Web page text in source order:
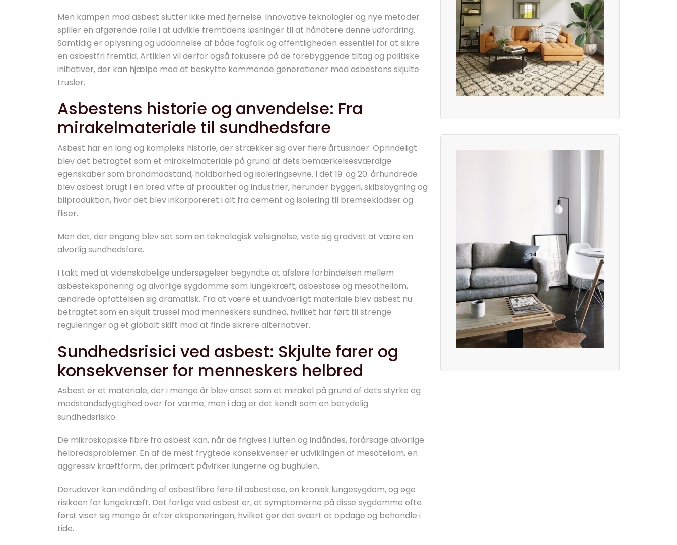
Men kampen mod asbest slutter ikke med fjernelse. Innovative teknologier og nye metoder
spiller en afgørende rolle i at udvikle fremtidens løsninger til at håndtere denne udfordring.
Samtidig er oplysning og uddannelse af både fagfolk og offentligheden essentiel for at sikre
en asbestfri fremtid. Artiklen vil derfor også fokusere på de forebyggende tiltag og politiske
initiativer, der kan hjælpe med at beskytte kommende generationer mod asbestens skjulte
trusler.
Asbestens historie og anvendelse: Fra
mirakelmateriale til sundhedsfare
Asbest har en lang og kompleks historie, der strækker sig over flere årtusinder. Oprindeligt
blev det betragtet som et mirakelmateriale på grund af dets bemærkelsesværdige
egenskaber som brandmodstand, holdbarhed og isoleringsevne. I det 19. og 20. århundrede
blev asbest brugt i en bred vifte af produkter og industrier, herunder byggeri, skibsbygning og
bilproduktion, hvor det blev inkorporeret i alt fra cement og isolering til bremseklodser og
fliser.
Men det, der engang blev set som en teknologisk velsignelse, viste sig gradvist at være en
alvorlig sundhedsfare.
I takt med at videnskabelige undersøgelser begyndte at afsløre forbindelsen mellem
asbesteksponering og alvorlige sygdomme som lungekræft, asbestose og mesotheliom,
ændrede opfattelsen sig dramatisk. Fra at være et uundværligt materiale blev asbest nu
betragtet som en skjult trussel mod menneskers sundhed, hvilket har ført til strenge
reguleringer og et globalt skift mod at finde sikrere alternativer.
Sundhedsrisici ved asbest: Skjulte farer og
konsekvenser for menneskers helbred
Asbest er et materiale, der i mange år blev anset som et mirakel på grund af dets styrke og
modstandsdygtighed over for varme, men i dag er det kendt som en betydelig
sundhedsrisiko.
De mikroskopiske fibre fra asbest kan, når de frigives i luften og indåndes, forårsage alvorlige
helbredsproblemer. En af de mest frygtede konsekvenser er udviklingen af mesoteliom, en
aggressiv kræftform, der primært påvirker lungerne og bughulen.
Derudover kan indånding af asbestfibre føre til asbestose, en kronisk lungesygdom, og øge
risikoen for lungekræft. Det farlige ved asbest er, at symptomerne på disse sygdomme ofte
først viser sig mange år efter eksponeringen, hvilket gør det svært at opdage og behandle i
tide.